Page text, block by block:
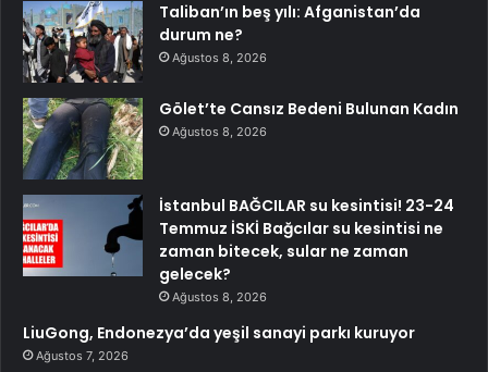
Taliban’ın beş yılı: Afganistan’da
durum ne?
Ağustos 8, 2026
Gölet’te Cansız Bedeni Bulunan Kadın
Ağustos 8, 2026
İstanbul BAĞCILAR su kesintisi! 23-24
Temmuz İSKİ Bağcılar su kesintisi ne
zaman bitecek, sular ne zaman
gelecek?
Ağustos 8, 2026
LiuGong, Endonezya’da yeşil sanayi parkı kuruyor
Ağustos 7, 2026